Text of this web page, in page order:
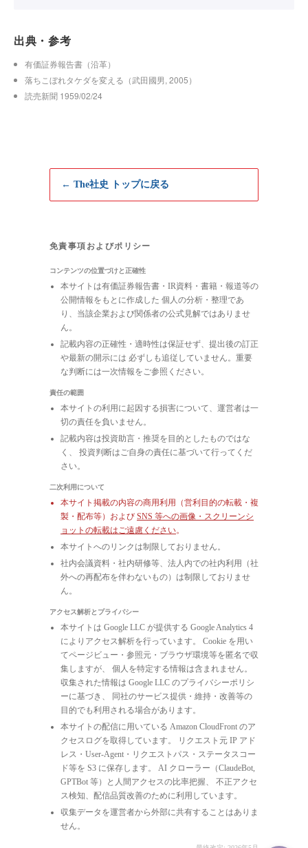
出典・参考
有価証券報告書（沿革）
落ちこぼれタケダを変える（武田國男, 2005）
読売新聞 1959/02/24
← The社史 トップに戻る
免責事項およびポリシー
コンテンツの位置づけと正確性
本サイトは有価証券報告書・IR資料・書籍・報道等の
公開情報をもとに作成した 個人の分析・整理であ
り、当該企業および関係者の公式見解ではありませ
ん。
記載内容の正確性・適時性は保証せず、提出後の訂正
や最新の開示には 必ずしも追従していません。重要
な判断には一次情報をご参照ください。
責任の範囲
本サイトの利用に起因する損害について、運営者は一
切の責任を負いません。
記載内容は投資助言・推奨を目的としたものではな
く、 投資判断はご自身の責任に基づいて行ってくだ
さい。
二次利用について
本サイト掲載の内容の商用利用（営利目的の転載・複
製・配布等）および SNS 等への画像・スクリーンシ
ョットの転載はご遠慮ください。
本サイトへのリンクは制限しておりません。
社内会議資料・社内研修等、法人内での社内利用（社
外への再配布を伴わないもの）は制限しておりませ
ん。
アクセス解析とプライバシー
本サイトは Google LLC が提供する Google Analytics 4
によりアクセス解析を行っています。 Cookie を用い
てページビュー・参照元・ブラウザ環境等を匿名で収
集しますが、 個人を特定する情報は含まれません。
収集された情報は Google LLC のプライバシーポリシ
ーに基づき、 同社のサービス提供・維持・改善等の
目的でも利用される場合があります。
本サイトの配信に用いている Amazon CloudFront のア
クセスログを取得しています。 リクエスト元 IP アド
レス・User-Agent・リクエストパス・ステータスコー
ド等を S3 に保存します。 AI クローラー（ClaudeBot,
GPTBot 等）と人間アクセスの比率把握、 不正アクセ
ス検知、配信品質改善のために利用しています。
収集データを運営者から外部に共有することはありま
せん。